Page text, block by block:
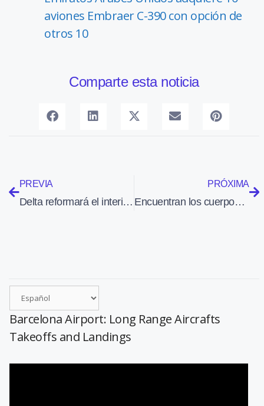
aviones Embraer C-390 con opción de
otros 10
Comparte esta noticia
PREVIA
Delta reformará el interior de 255 aviones que utiliza para vuelos dentro de Estados Unidos
PRÓXIMA
Encuentran los cuerpos de los ocupantes del ultraligero que desapareció el 22 de diciembre
Barcelona Airport: Long Range Aircrafts
Takeoffs and Landings